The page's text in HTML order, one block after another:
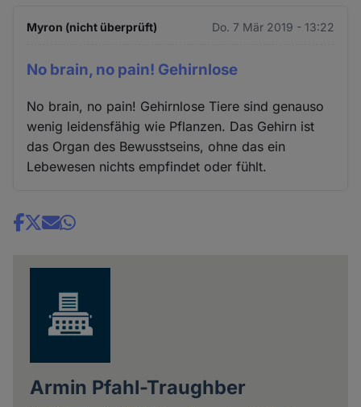
Myron (nicht überprüft) Do. 7 Mär 2019 - 13:22
No brain, no pain! Gehirnlose
No brain, no pain! Gehirnlose Tiere sind genauso
wenig leidensfähig wie Pflanzen. Das Gehirn ist
das Organ des Bewusstseins, ohne das ein
Lebewesen nichts empfindet oder fühlt.
Share
Armin Pfahl-Traughber